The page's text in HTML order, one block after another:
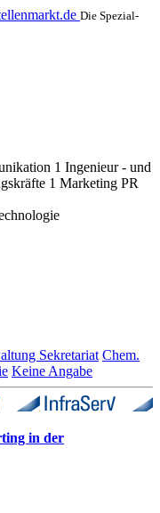
Die Spezial-
1 Ingenieur - und
1 Marketing PR
Sekretariat Chem.
Keine Angabe
in der